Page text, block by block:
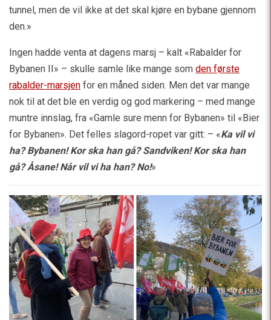
tunnel, men de vil ikke at det skal kjøre en bybane gjennom
den.»
Ingen hadde venta at dagens marsj – kalt «Rabalder for
Bybanen II» – skulle samle like mange som den første
rabalder-marsjen for en måned siden. Men det var mange
nok til at det ble en verdig og god markering – med mange
muntre innslag, fra «Gamle sure menn for Bybanen» til «Bier
for Bybanen». Det felles slagord-ropet var gitt: – «Ka vil vi
ha? Bybanen! Kor ska han gå? Sandviken! Kor ska han
gå? Åsane! Når vil vi ha han? No!»